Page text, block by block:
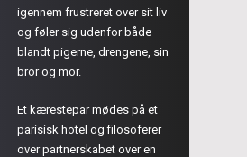
igennem frustreret over sit liv
og føler sig udenfor både
blandt pigerne, drengene, sin
bror og mor.
Et kærestepar mødes på et
parisisk hotel og filosoferer
over partnerskabet over en